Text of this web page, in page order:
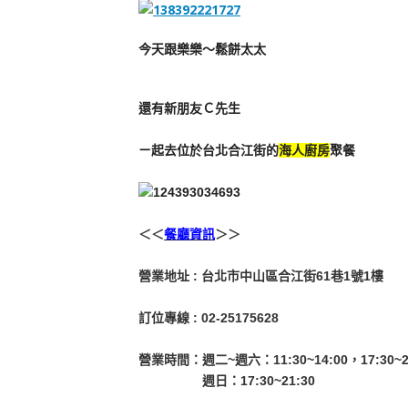
今天跟樂樂～鬆餅太太
還有新朋友Ｃ先生
ㄧ起去位於台北合江街的海人廚房聚餐
＜＜餐廳資訊＞＞
營業地址 : 台北市中山區合江街61巷1號1樓
訂位專線 : 02-25175628
營業時間：週二~週六：11:30~14:00，
週日：17:30~21:30